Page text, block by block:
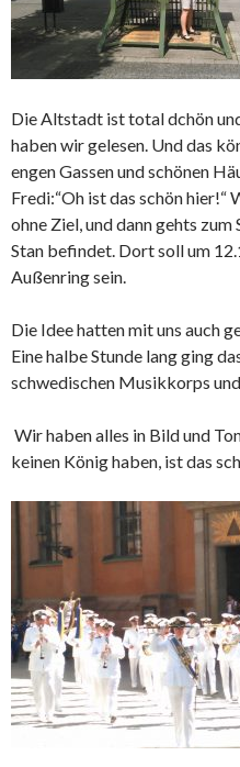
Die Altstadt ist total dchön
haben wir gelesen. Und das
engen Gassen und schönen
Fredi:“Oh ist das schön hier!“
ohne Ziel, und dann gehts zum
Stan befindet. Dort soll um
Außenring sein.
Die Idee hatten mit uns auch
Eine halbe Stunde lang ging
schwedischen Musikkorps
Wir haben alles in Bild und
keinen König haben, ist das